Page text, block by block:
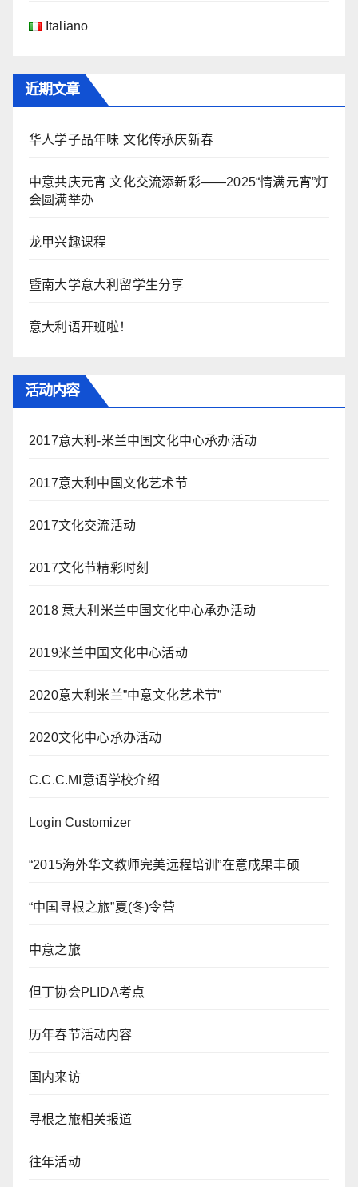
Italiano
近期文章
华人学子品年味 文化传承庆新春
中意共庆元宵 文化交流添新彩——2025“情满元宵”灯
会圆满举办
龙甲兴趣课程
暨南大学意大利留学生分享
意大利语开班啦！
活动内容
2017意大利-米兰中国文化中心承办活动
2017意大利中国文化艺术节
2017文化交流活动
2017文化节精彩时刻
2018 意大利米兰中国文化中心承办活动
2019米兰中国文化中心活动
2020意大利米兰”中意文化艺术节”
2020文化中心承办活动
C.C.C.MI意语学校介绍
Login Customizer
“2015海外华文教师完美远程培训”在意成果丰硕
“中国寻根之旅”夏(冬)令营
中意之旅
但丁协会PLIDA考点
历年春节活动内容
国内来访
寻根之旅相关报道
往年活动